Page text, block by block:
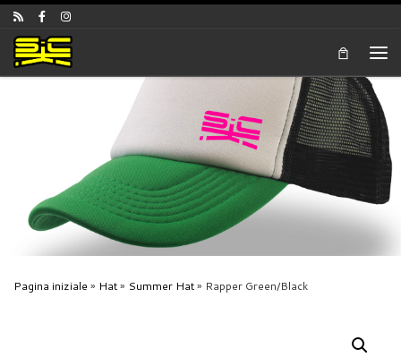
Skip to content
Pagina iniziale » Hat» Summer Hat» Rapper Green/Black